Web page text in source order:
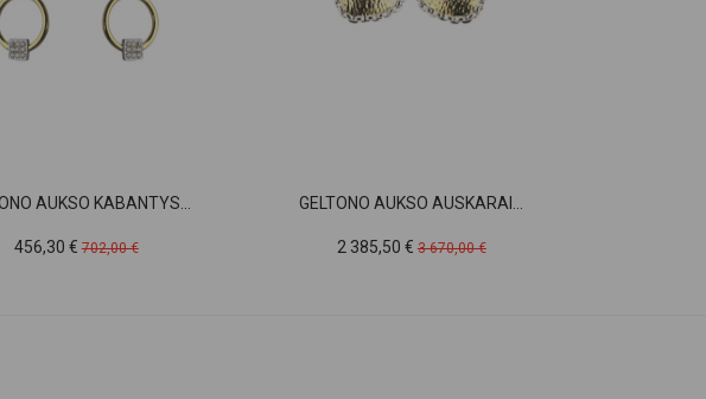
AUKSO KABANTYS...
Kaina
456,30 €Pradinė
kaina
702,00 €
GELTONO AUKSO AUSKARAI...
Kaina
2 385,50 €Pradinė
kaina
3 670,00 €